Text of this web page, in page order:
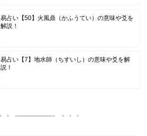
易占い【50】火風鼎（かふうてい）の意味や爻を
解説！
易占い【7】地水師（ちすいし）の意味や爻を解
説！